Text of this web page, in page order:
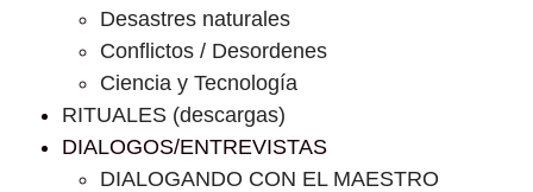
Desastres naturales
Conflictos / Desordenes
Ciencia y Tecnología
RITUALES (descargas)
DIALOGOS/ENTREVISTAS
DIALOGANDO CON EL MAESTRO